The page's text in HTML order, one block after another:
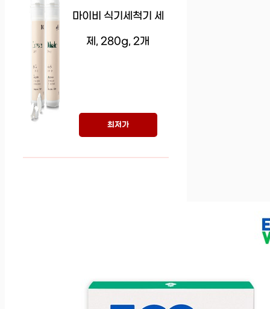
마이비 식기세척기 세
제, 280g, 2개
최저가